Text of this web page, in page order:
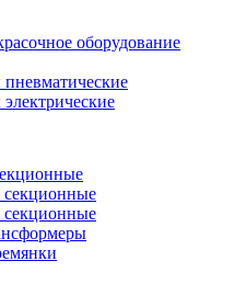
оборудование
пневматические